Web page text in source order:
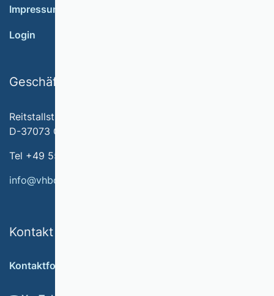
Impressum
Login
Geschäftsstelle
Reitstallstr. 7
D-37073 Göttingen
Tel +49 551 79778-566
info@vhbonline.org
Kontakt
Kontaktformular